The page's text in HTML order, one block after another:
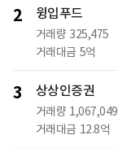
2 윙입푸드
거래량 325,475
거래대금 5억
3 상상인증권
거래량 1,067,049
거래대금 12.8억